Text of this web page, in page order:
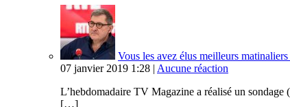
Vous les avez élus meilleurs
07 janvier 2019 1:28 | Aucune réaction
L’hebdomadaire TV Magazine a réalisé un
[…]